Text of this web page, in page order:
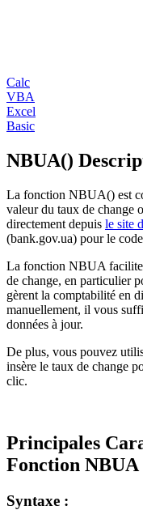
Calc
VBA
Excel
Basic
NBUA()
La fonction NBUA() est
valeur du taux de change
directement depuis le site
(bank.gov.ua) pour le
La fonction NBUA facilite
de change, en particulier
gèrent la comptabilité en
manuellement, il vous
données à jour.
De plus, vous pouvez
insère le taux de change
clic.
Principales
Fonction NBUA
Syntaxe :